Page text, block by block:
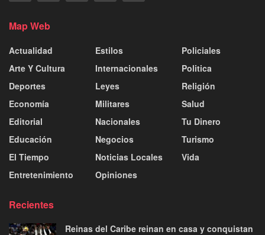
Map Web
Actualidad
Arte Y Cultura
Deportes
Economía
Editorial
Educación
El Tiempo
Entretenimiento
Estilos
Internacionales
Leyes
Militares
Nacionales
Negocios
Noticias Locales
Opiniones
Policiales
Politica
Religión
Salud
Tu Dinero
Turismo
Vida
Recientes
Reinas del Caribe reinan en casa y conquistan